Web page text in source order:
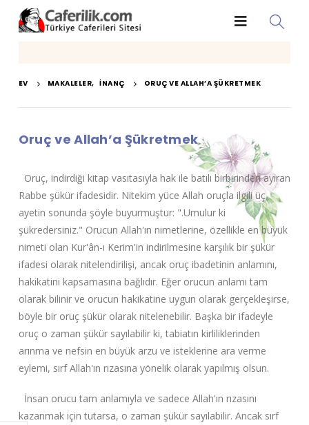
EV MAKALELER, İNANÇ ORUÇ VE ALLAH’A ŞÜKRETMEK
Oruç ve Allah’a Şükretmek
Oruç, indirdiği kitap vasıtasıyla hak ile batılı birbirinden ayıran
Rabbe şükür ifadesidir. Nitekim yüce Allah oruçla ilgili üç
ayetin sonunda şöyle buyurmuştur: ".Umulur ki
şükredersiniz." Orucun Allah'ın nimetlerine, özellikle en büyük
nimeti olan Kur'ân-ı Kerim'in indirilmesine karşılık bir şükür
ifadesi olarak nitelendirilişi, ancak oruç ibadetinin anlamını,
hakikatini kapsamasına bağlıdır. Eğer orucun anlamı tam
olarak bilinir ve orucun hakikatine uygun olarak gerçekleşirse,
böyle bir oruç şükür olarak nitelenebilir. Başka bir ifadeyle
oruç o zaman şükür sayılabilir ki, tabiatın kirliliklerinden
arınma ve nefsin en büyük arzu ve isteklerine ara verme
eylemi, sırf Allah'ın rızasına yönelik olarak yapılmış olsun.
İnsan orucu tam anlamıyla ve sadece Allah'ın rızasını
kazanmak için tutarsa, o zaman şükür sayılabilir. Ancak sırf